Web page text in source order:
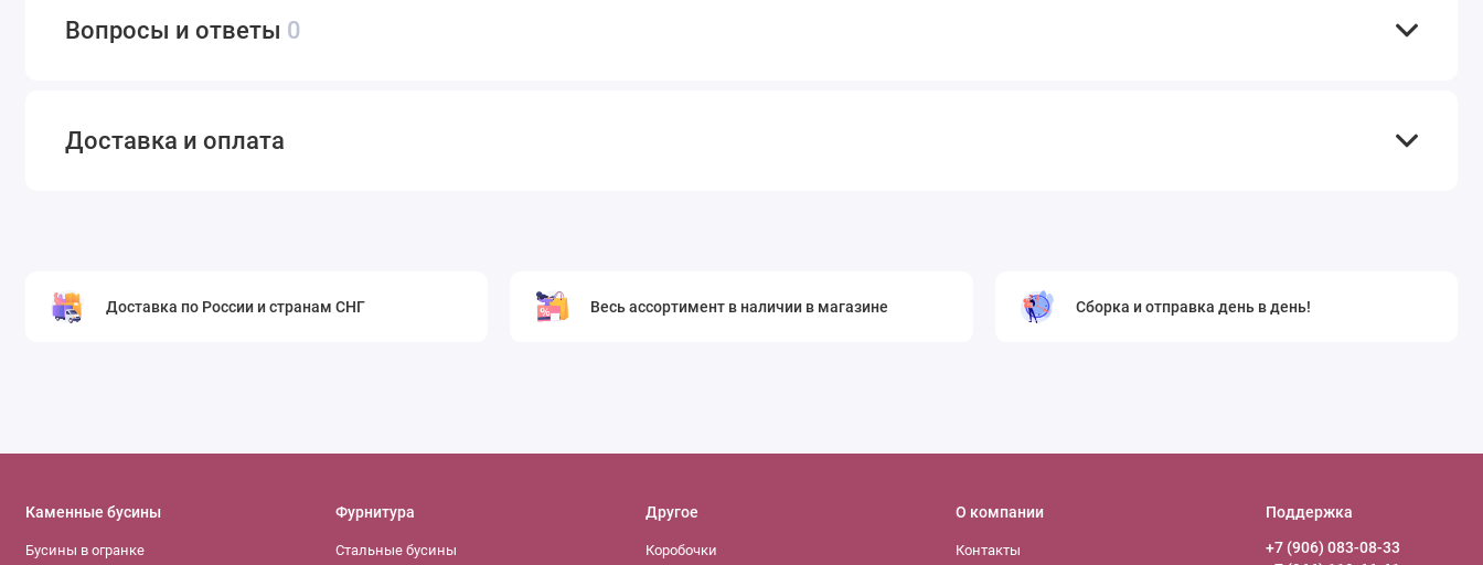
Вопросы и ответы 0
Доставка и оплата
Доставка по России и странам СНГ Весь ассортимент в наличии в магазине Сборка и отправка день в день!
Каменные бусины
Бусины в огранке
Фурнитура
Стальные бусины
Другое
Коробочки
О компании
Контакты
Поддержка
+7 (906) 083-08-33